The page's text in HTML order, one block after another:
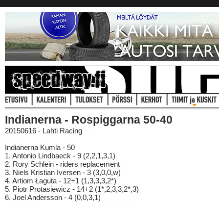
Indianerna - Rospiggarna 50-40
20150616 - Lahti Racing
Indianerna Kumla - 50
1. Antonio Lindbaeck - 9 (2,2,1,3,1)
2. Rory Schlein - riders replacement
3. Niels Kristian Iversen - 3 (3,0,0,w)
4. Artiom Łaguta - 12+1 (1,3,3,3,2*)
5. Piotr Protasiewicz - 14+2 (1*,2,3,3,2*,3)
6. Joel Andersson - 4 (0,0,3,1)